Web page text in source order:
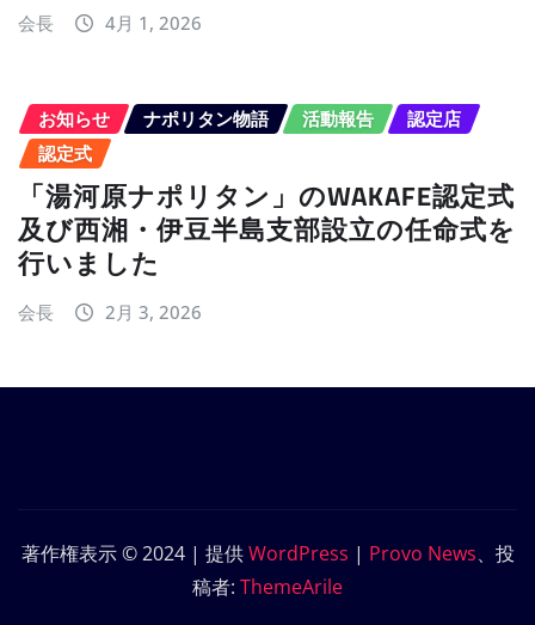
会長 4月 1, 2026
お知らせ ナポリタン物語 活動報告
認定店
認定式
「湯河原ナポリタン」のWAKAFE認定式
及び西湘・伊豆半島支部設立の任命式を
行いました
会長 2月 3, 2026
著作権表示 © 2024 | 提供WordPress | Provo News、投
稿者: ThemeArile